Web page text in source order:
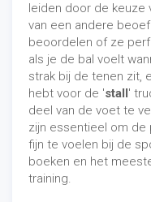
leiden door de keuze
van een andere
beoordelen of ze
als je de bal voelt
strak bij de tenen zit,
hebt voor de 'stall'
deel van de voet te
zijn essentieel om
fijn te voelen bij de
boeken en het
training.